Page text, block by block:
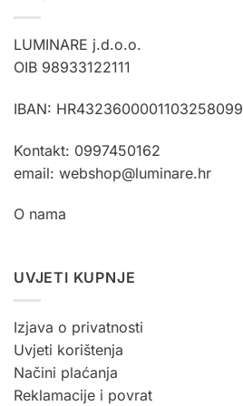
LUMINARE j.d.o.o.
OIB 98933122111
IBAN: HR4323600001103258099
Kontakt: 0997450162
email: webshop@luminare.hr
O nama
UVJETI KUPNJE
Izjava o privatnosti
Uvjeti korištenja
Načini plaćanja
Reklamacije i povrat